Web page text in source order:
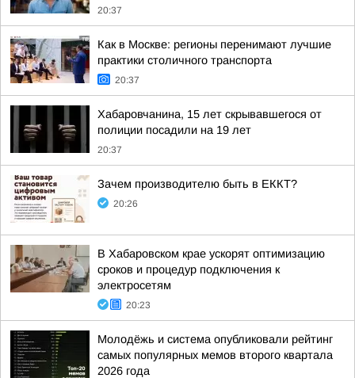
20:37
Как в Москве: регионы перенимают лучшие
практики столичного транспорта
20:37
Хабаровчанина, 15 лет скрывавшегося от
полиции посадили на 19 лет
20:37
Зачем производителю быть в ЕККТ?
20:26
В Хабаровском крае ускорят оптимизацию
сроков и процедур подключения к
электросетям
20:23
Молодёжь и система опубликовали рейтинг
самых популярных мемов второго квартала
2026 года